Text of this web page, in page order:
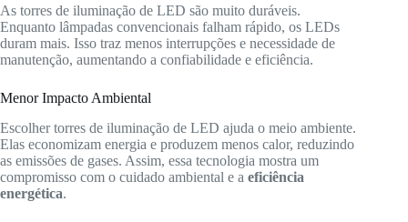
As torres de iluminação de LED são muito duráveis.
Enquanto lâmpadas convencionais falham rápido, os LEDs
duram mais. Isso traz menos interrupções e necessidade de
manutenção, aumentando a confiabilidade e eficiência.
Menor Impacto Ambiental
Escolher torres de iluminação de LED ajuda o meio ambiente.
Elas economizam energia e produzem menos calor, reduzindo
as emissões de gases. Assim, essa tecnologia mostra um
compromisso com o cuidado ambiental e a eficiência
energética.